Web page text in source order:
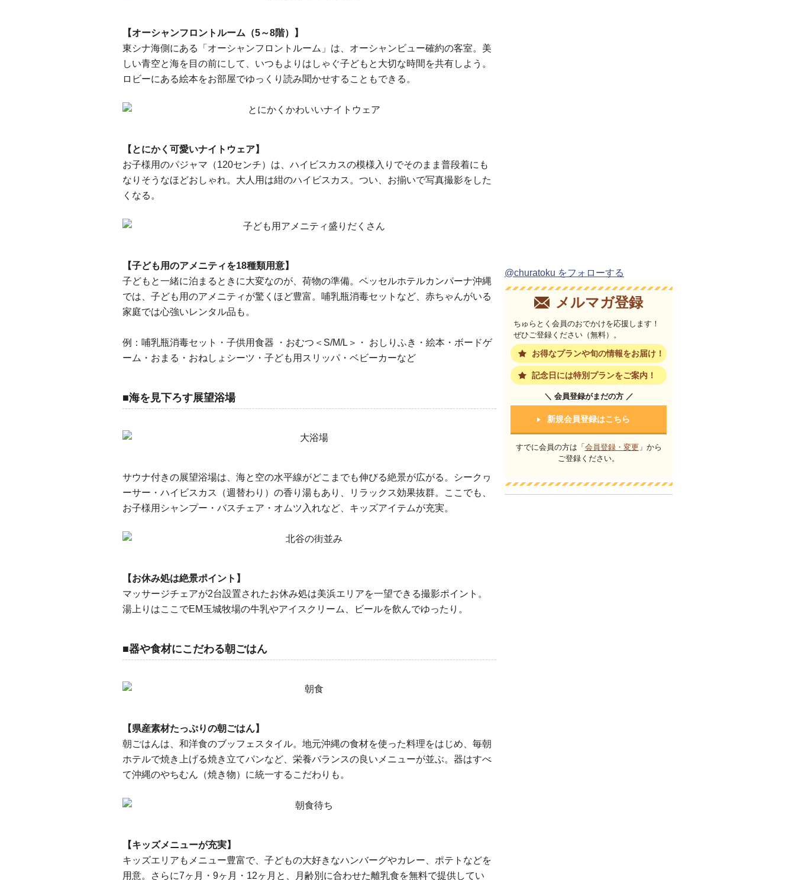
@churatoku をフォローする
メルマガ登録
ちゅらとく会員のおでかけを応援します！
ぜひご登録ください（無料）。
お得なプランや旬の情報をお届け！
記念日には特別プランをご案内！
＼ 会員登録がまだの方 ／
新規会員登録はこちら
すでに会員の方は「 会員登録・変更 」から
ご登録ください。
【オーシャンフロントルーム（5～8階）】
東シナ海側にある「オーシャンフロントルーム」は、オーシャンビュー確約の客室。美
しい青空と海を目の前にして、いつもよりはしゃぐ子どもと大切な時間を共有しよう。
ロビーにある絵本をお部屋でゆっくり読み聞かせすることもできる。
【とにかく可愛いナイトウェア】
お子様用のパジャマ（120センチ）は、ハイビスカスの模様入りでそのまま普段着にも
なりそうなほどおしゃれ。大人用は紺のハイビスカス。つい、お揃いで写真撮影をした
くなる。
【子ども用のアメニティを18種類用意】
子どもと一緒に泊まるときに大変なのが、荷物の準備。ベッセルホテルカンパーナ沖縄
では、子ども用のアメニティが驚くほど豊富。哺乳瓶消毒セットなど、赤ちゃんがいる
家庭では心強いレンタル品も。
例：哺乳瓶消毒セット・子供用食器 ・おむつ＜S/M/L＞・ おしりふき・絵本・ボードゲ
ーム・おまる・おねしょシーツ・子ども用スリッパ・ベビーカーなど
■海を見下ろす展望浴場
サウナ付きの展望浴場は、海と空の水平線がどこまでも伸びる絶景が広がる。シークヮ
ーサー・ハイビスカス（週替わり）の香り湯もあり、リラックス効果抜群。ここでも、
お子様用シャンプー・バスチェア・オムツ入れなど、キッズアイテムが充実。
【お休み処は絶景ポイント】
マッサージチェアが2台設置されたお休み処は美浜エリアを一望できる撮影ポイント。
湯上りはここでEM玉城牧場の牛乳やアイスクリーム、ビールを飲んでゆったり。
■器や食材にこだわる朝ごはん
【県産素材たっぷりの朝ごはん】
朝ごはんは、和洋食のブッフェスタイル。地元沖縄の食材を使った料理をはじめ、毎朝
ホテルで焼き上げる焼き立てパンなど、栄養バランスの良いメニューが並ぶ。器はすべ
て沖縄のやちむん（焼き物）に統一するこだわりも。
【キッズメニューが充実】
キッズエリアもメニュー豊富で、子どもの大好きなハンバーグやカレー、ポテトなどを
用意。さらに7ヶ月・9ヶ月・12ヶ月と、月齢別に合わせた離乳食を無料で提供してい